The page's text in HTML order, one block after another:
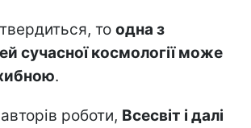
то одна з
сучасної космології може
.
роботи, Всесвіт і далі